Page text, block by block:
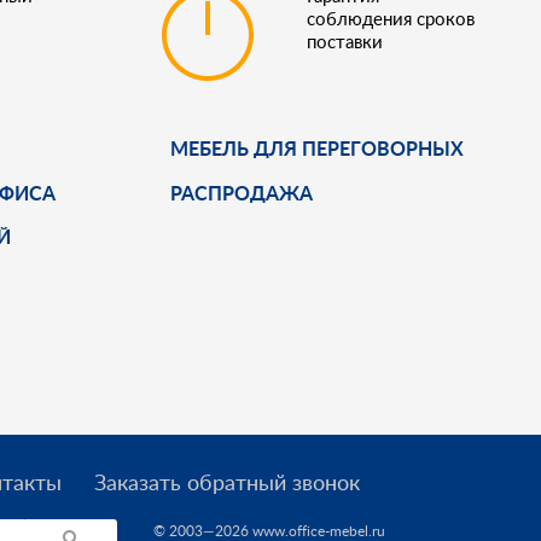
соблюдения сроков
поставки
МЕБЕЛЬ ДЛЯ ПЕРЕГОВОРНЫХ
РАСПРОДАЖА
Заказать обратный звонок
© 2003—2026 www.office-mebel.ru